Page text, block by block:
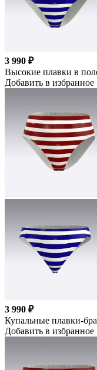
3 990 ₽
Высокие плавки в
Добавить в избранное
3 990 ₽
Купальные плавки-
Добавить в избранное